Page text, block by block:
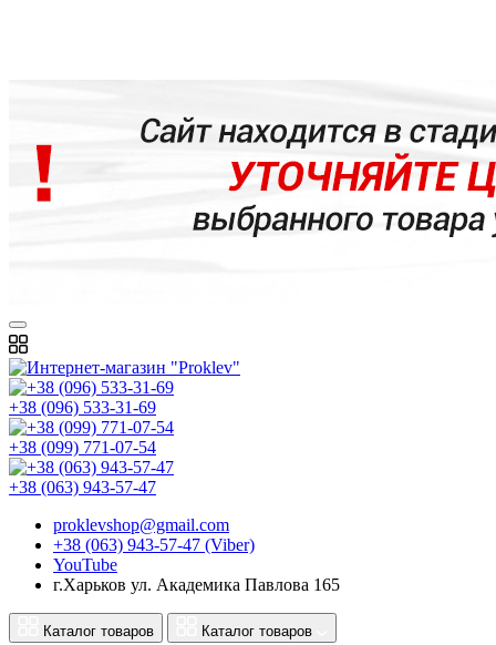
+38 (096) 533-31-69
+38 (099) 771-07-54
+38 (063) 943-57-47
proklevshop@gmail.com
+38 (063) 943-57-47 (Viber)
YouTube
г.Харьков ул. Академика Павлова 165
Каталог товаров Каталог товаров